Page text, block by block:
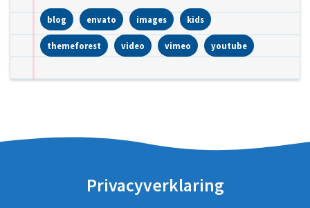
blog envato images kids
themeforest video vimeo youtube
Privacyverklaring